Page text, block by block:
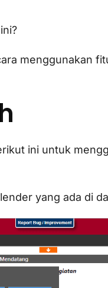
menggunakan
ini untuk
yang ada di